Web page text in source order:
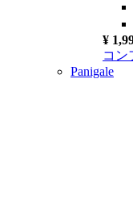
¥
コン
Panigale